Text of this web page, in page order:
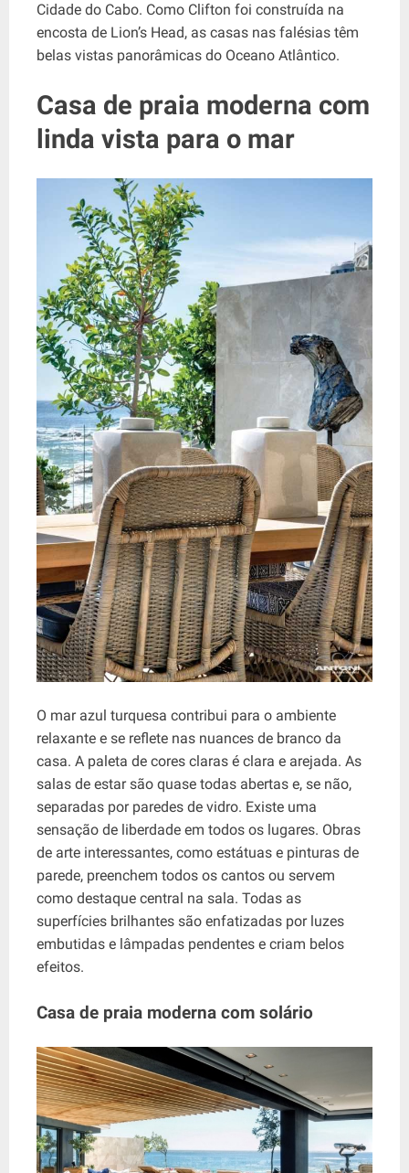
Cidade do Cabo. Como Clifton foi construída na
encosta de Lion’s Head, as casas nas falésias têm
belas vistas panorâmicas do Oceano Atlântico.
Casa de praia moderna com
linda vista para o mar
O mar azul turquesa contribui para o ambiente
relaxante e se reflete nas nuances de branco da
casa. A paleta de cores claras é clara e arejada. As
salas de estar são quase todas abertas e, se não,
separadas por paredes de vidro. Existe uma
sensação de liberdade em todos os lugares. Obras
de arte interessantes, como estátuas e pinturas de
parede, preenchem todos os cantos ou servem
como destaque central na sala. Todas as
superfícies brilhantes são enfatizadas por luzes
embutidas e lâmpadas pendentes e criam belos
efeitos.
Casa de praia moderna com solário